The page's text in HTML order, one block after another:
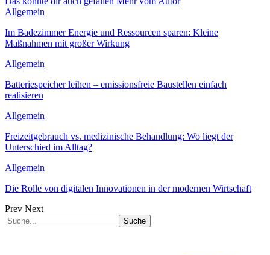
Allgemein
Im Badezimmer Energie und Ressourcen sparen: Kleine
Maßnahmen mit großer Wirkung
Allgemein
Batteriespeicher leihen – emissionsfreie Baustellen einfach
realisieren
Allgemein
Freizeitgebrauch vs. medizinische Behandlung: Wo liegt der
Unterschied im Alltag?
Allgemein
Die Rolle von digitalen Innovationen in der modernen Wirtschaft
Prev Next